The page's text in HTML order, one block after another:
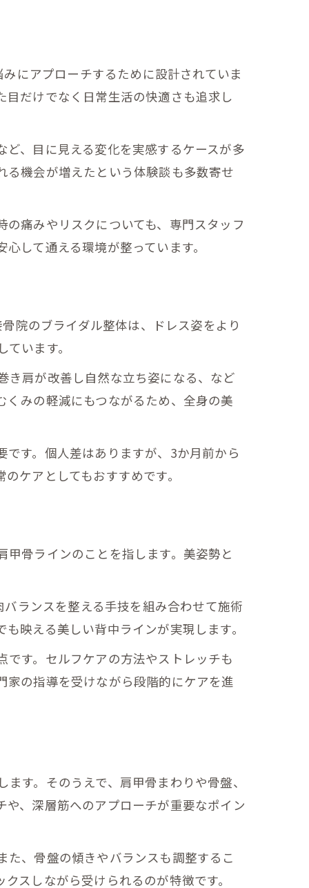
にアプローチするために設計されていま
だけでなく日常生活の快適さも追求し
、目に見える変化を実感するケースが多
機会が増えたという体験談も多数寄せ
痛みやリスクについても、専門スタッフ
して通える環境が整っています。
院のブライダル整体は、ドレス姿をより
います。
き肩が改善し自然な立ち姿になる、など
みの軽減にもつながるため、全身の美
す。個人差はありますが、3か月前から
ケアとしてもおすすめです。
骨ラインのことを指します。美姿勢と
ランスを整える手技を組み合わせて施術
映える美しい背中ラインが実現します。
す。セルフケアの方法やストレッチも
の指導を受けながら段階的にケアを進
す。そのうえで、肩甲骨まわりや骨盤、
、深層筋へのアプローチが重要なポイン
、骨盤の傾きやバランスも調整するこ
スしながら受けられるのが特徴です。